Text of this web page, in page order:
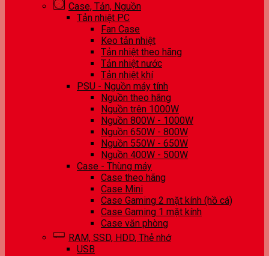
Case, Tản, Nguồn
Tản nhiệt PC
Fan Case
Keo tản nhiệt
Tản nhiệt theo hãng
Tản nhiệt nước
Tản nhiệt khí
PSU - Nguồn máy tính
Nguồn theo hãng
Nguồn trên 1000W
Nguồn 800W - 1000W
Nguồn 650W - 800W
Nguồn 550W - 650W
Nguồn 400W - 500W
Case - Thùng máy
Case theo hãng
Case Mini
Case Gaming 2 mặt kính (hồ cá)
Case Gaming 1 mặt kính
Case văn phòng
RAM, SSD, HDD, Thẻ nhớ
USB